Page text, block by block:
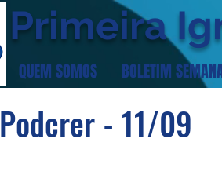
QUEM SOMOS BOLETIM
Primeira
Podcrer - 11/09